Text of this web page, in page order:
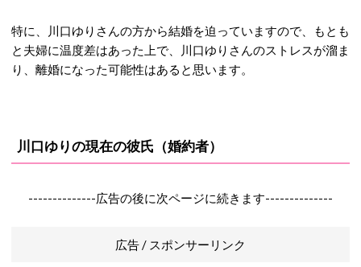
特に、川口ゆりさんの方から結婚を迫っていますので、もとも
と夫婦に温度差はあった上で、川口ゆりさんのストレスが溜ま
り、離婚になった可能性はあると思います。
川口ゆりの現在の彼氏（婚約者）
--------------広告の後に次ページに続きます--------------
広告 / スポンサーリンク